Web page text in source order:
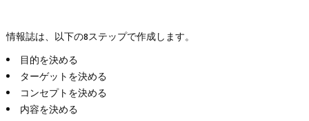
情報誌は、以下の8ステップで作成します。
目的を決める
ターゲットを決める
コンセプトを決める
内容を決める